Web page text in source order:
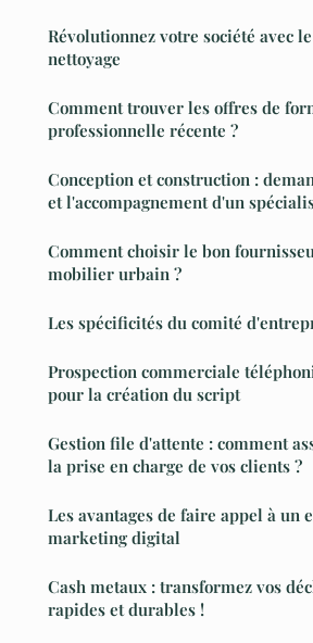
Révolutionnez votre société avec
nettoyage
Comment trouver les offres de
professionnelle récente ?
Conception et construction :
et l'accompagnement d'un
Comment choisir le bon
mobilier urbain ?
Les spécificités du comité
Prospection commerciale
pour la création du script
Gestion file d'attente : comment
la prise en charge de vos clients ?
Les avantages de faire appel à un
marketing digital
Cash metaux : transformez vos
rapides et durables !